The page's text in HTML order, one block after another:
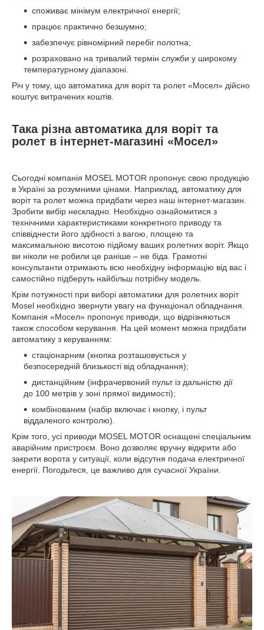
споживає мінімум електричної енергії;
працює практично безшумно;
забезпечує рівномірний перебіг полотна;
розраховано на тривалий термін служби у широкому
температурному діапазоні.
Річ у тому, що автоматика для воріт та ролет «Мосел» дійсно
коштує витрачених коштів.
Така різна автоматика для воріт та
ролет в інтернет-магазині «Мосел»
Сьогодні компанія MOSEL MOTOR пропонує свою продукцію
в Україні за розумними цінами. Наприклад, автоматику для
воріт та ролет можна придбати через наш інтернет-магазин.
Зробити вибір нескладно. Необхідно ознайомитися з
технічними характеристиками конкретного приводу та
співвіднести його здібності з вагою, площею та
максимальною висотою підйому ваших ролетних воріт. Якщо
ви ніколи не робили це раніше – не біда. Грамотні
консультанти отримають всю необхідну інформацію від вас і
самостійно підберуть найбільш потрібну модель.
Крім потужності при виборі автоматики для ролетних воріт
Mosel необхідно звернути увагу на функціонал обладнання.
Компанія «Мосел» пропонує приводи, що відрізняються
також способом керування. На цей момент можна придбати
автоматику з керуванням:
стаціонарним (кнопка розташовується у
безпосередній близькості від обладнання);
дистанційним (інфрачервоний пульт із дальністю дії
до 100 метрів у зоні прямої видимості);
комбінованим (набір включає і кнопку, і пульт
віддаленого контролю).
Крім того, усі приводи MOSEL MOTOR оснащені спеціальним
аварійним пристроєм. Воно дозволяє вручну відкрити або
закрити ворота у ситуації, коли відсутня подача електричної
енергії. Погодьтеся, це важливо для сучасної України.